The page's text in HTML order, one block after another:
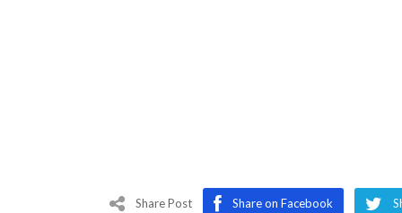
Share Post Share on Facebook